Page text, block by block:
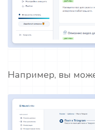
Например, вы